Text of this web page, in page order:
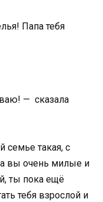
Папа тебя
— сказала
семье такая, с
вы очень милые и
ты пока ещё
тебя взрослой и